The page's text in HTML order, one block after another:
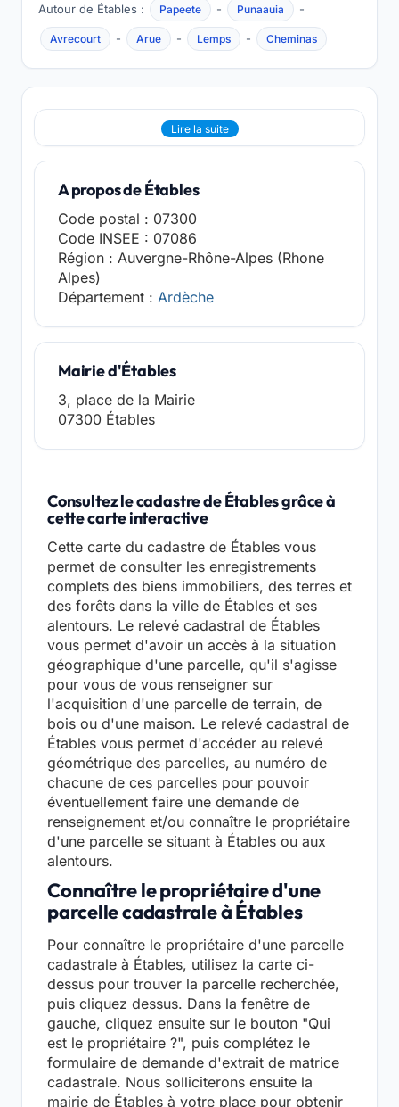
Autour de Étables : Papeete - Punaauia -
Avrecourt - Arue - Lemps - Cheminas
Lire la suite
A propos de Étables
Code postal : 07300
Code INSEE : 07086
Région : Auvergne-Rhône-Alpes (Rhone
Alpes)
Département : Ardèche
Mairie d'Étables
3, place de la Mairie
07300 Étables
Consultez le cadastre de Étables grâce à
cette carte interactive
Cette carte du cadastre de Étables vous
permet de consulter les enregistrements
complets des biens immobiliers, des terres et
des forêts dans la ville de Étables et ses
alentours. Le relevé cadastral de Étables
vous permet d'avoir un accès à la situation
géographique d'une parcelle, qu'il s'agisse
pour vous de vous renseigner sur
l'acquisition d'une parcelle de terrain, de
bois ou d'une maison. Le relevé cadastral de
Étables vous permet d'accéder au relevé
géométrique des parcelles, au numéro de
chacune de ces parcelles pour pouvoir
éventuellement faire une demande de
renseignement et/ou connaître le propriétaire
d'une parcelle se situant à Étables ou aux
alentours.
Connaître le propriétaire d'une
parcelle cadastrale à Étables
Pour connaître le propriétaire d'une parcelle
cadastrale à Étables, utilisez la carte ci-
dessus pour trouver la parcelle recherchée,
puis cliquez dessus. Dans la fenêtre de
gauche, cliquez ensuite sur le bouton "Qui
est le propriétaire ?", puis complétez le
formulaire de demande d'extrait de matrice
cadastrale. Nous solliciterons ensuite la
mairie de Étables à votre place pour obtenir